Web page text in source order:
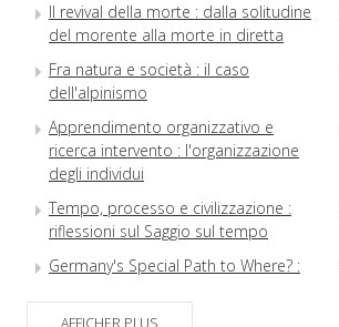
Il revival della morte : dalla solitudine
del morente alla morte in diretta
Fra natura e società : il caso
dell'alpinismo
Apprendimento organizzativo e
ricerca intervento : l'organizzazione
degli individui
Tempo, processo e civilizzazione :
riflessioni sul Saggio sul tempo
Germany's Special Path to Where? :
AFFICHER PLUS